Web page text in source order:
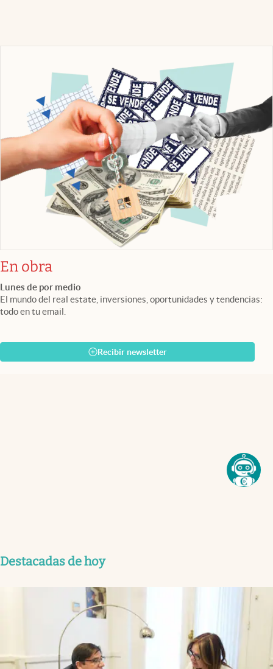
En obra
Lunes de por medio
El mundo del real estate, inversiones, oportunidades y tendencias:
todo en tu email.
Recibir newsletter
Destacadas de hoy